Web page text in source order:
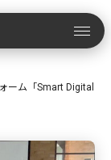
ーム「Smart Digital